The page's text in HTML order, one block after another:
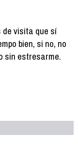
de visita que sí
bien, si no, no
sin estresarme.